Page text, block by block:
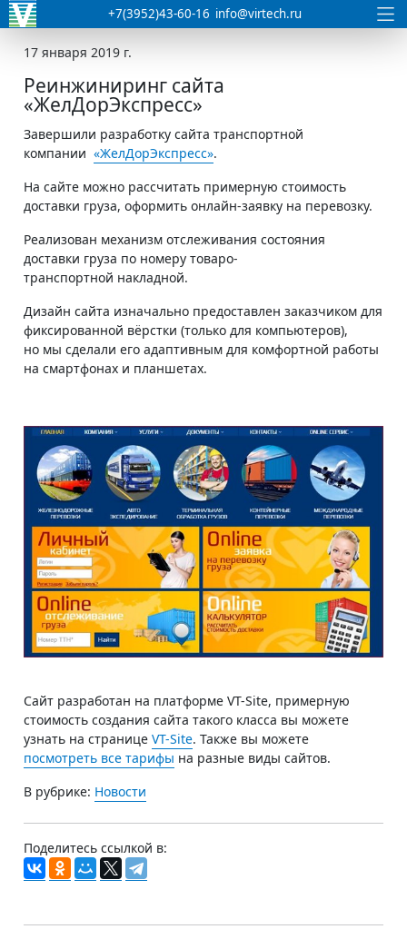
+7(3952)43-60-16 info@virtech.ru
17 января 2019 г.
Реинжиниринг сайта
«ЖелДорЭкспресс»
Завершили разработку сайта транспортной
компании «ЖелДорЭкспресс».
На сайте можно рассчитать примерную стоимость
доставки груза, оформить онлайн-заявку на перевозку.
Реализован механизм отслеживания состояния
доставки груза по номеру товаро-
транспортной накладной.
Дизайн сайта изначально предоставлен заказчиком для
фиксированной вёрстки (только для компьютеров),
но мы сделали его адаптивным для комфортной работы
на смартфонах и планшетах.
Сайт разработан на платформе VT-Site, примерную
стоимость создания сайта такого класса вы можете
узнать на странице VT-Site. Также вы можете
посмотреть все тарифы на разные виды сайтов.
В рубрике: Новости
Поделитесь ссылкой в: